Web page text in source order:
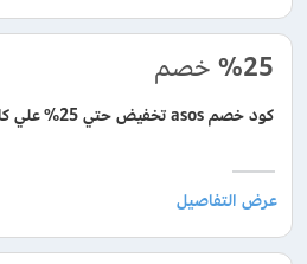
%25 خصم
كود خصم asos تخفيض حتي 25% علي كافة المشتريات